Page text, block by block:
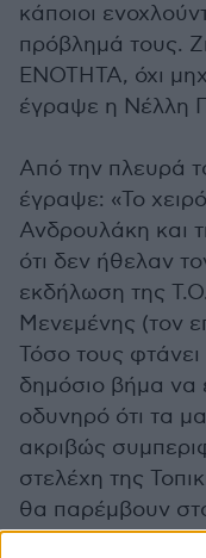
κάποιοι
πρόβλημά τους.
ΕΝΟΤΗΤΑ, όχι
έγραψε η Νέλλη
Από την πλευρά
έγραψε: «Το
Ανδρουλάκη και
ότι δεν ήθελαν
εκδήλωση της
Μενεμένης (τον
Τόσο τους
δημόσιο βήμα να
οδυνηρό ότι τα
ακριβώς
στελέχη της
θα παρέμβουν
Λάζαρου